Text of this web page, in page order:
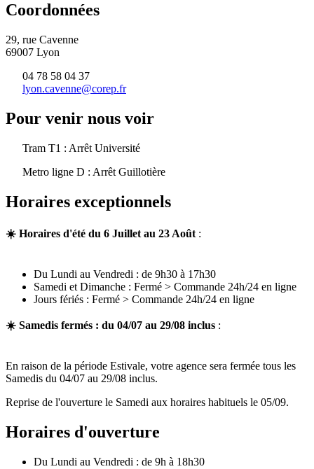
Coordonnées
29, rue Cavenne
69007 Lyon
04 78 58 04 37
lyon.cavenne@corep.fr
Pour venir nous voir
Tram T1 : Arrêt Université
Metro ligne D : Arrêt Guillotière
Horaires exceptionnels
☀️ Horaires d'été du 6 Juillet au 23 Août :
Du Lundi au Vendredi : de 9h30 à 17h30
Samedi et Dimanche : Fermé > Commande 24h/24 en ligne
Jours fériés : Fermé > Commande 24h/24 en ligne
☀️ Samedis fermés : du 04/07 au 29/08 inclus :
En raison de la période Estivale, votre agence sera fermée tous les
Samedis du 04/07 au 29/08 inclus.
Reprise de l'ouverture le Samedi aux horaires habituels le 05/09.
Horaires d'ouverture
Du Lundi au Vendredi : de 9h à 18h30